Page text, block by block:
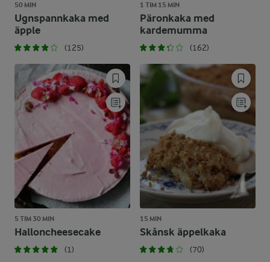
50 MIN
Ugnspannkaka med
äpple
(125)
1 TIM 15 MIN
Päronkaka med
kardemumma
(162)
5 TIM 30 MIN
Halloncheesecake
(1)
15 MIN
Skånsk äppelkaka
(70)